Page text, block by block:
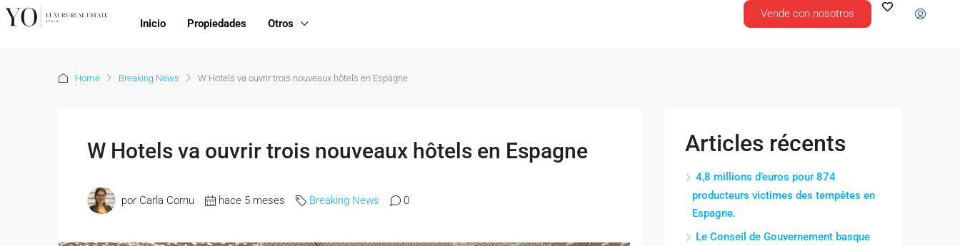
Inicio Propiedades Otros
Vende con nosotros
Home Breaking News W Hotels va ouvrir trois nouveaux hôtels en Espagne
W Hotels va ouvrir trois nouveaux hôtels en Espagne
por Carla Cornu hace 5 meses Breaking News 0
Articles récents
4,8 millions d’euros pour 874
producteurs victimes des tempêtes en
Espagne.
Le Conseil de Gouvernement basque